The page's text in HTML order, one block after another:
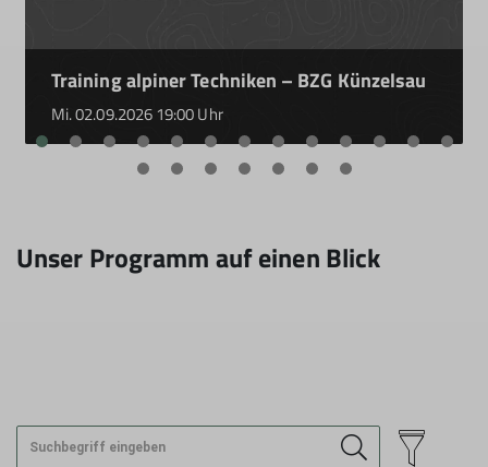
Training alpiner Techniken – BZG Künzelsau
Mi. 02.09.2026 19:00 Uhr
Unser Programm auf einen Blick